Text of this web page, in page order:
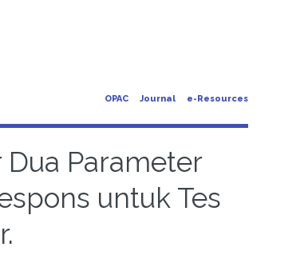
OPAC Journal e-Resources
Parameter
untuk Tes